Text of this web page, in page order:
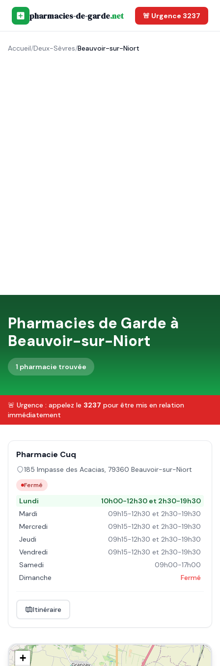
pharmacies-de-garde.net 🚨 Urgence 3237
Accueil/Deux-Sèvres/Beauvoir-sur-Niort
Pharmacies de Garde à
Beauvoir-sur-Niort
1 pharmacie trouvée
🚨 Urgence : appelez le 3237 pour être mis en relation
immédiatement
Pharmacie Cuq
185 Impasse des Acacias, 79360 Beauvoir-sur-Niort
Fermé
Lundi
10h00-12h30 et 2h30-19h30
Mardi
09h15-12h30 et 2h30-19h30
Mercredi
09h15-12h30 et 2h30-19h30
Jeudi
09h15-12h30 et 2h30-19h30
Vendredi
09h15-12h30 et 2h30-19h30
Samedi
09h00-17h00
Dimanche
Fermé
Itinéraire
+